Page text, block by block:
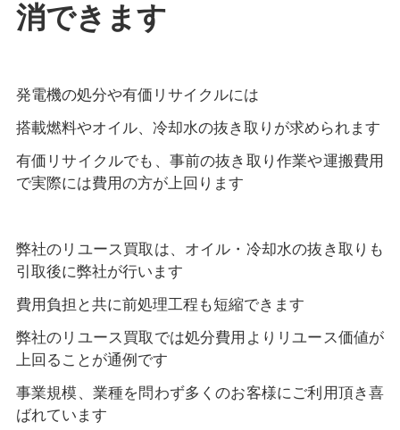
消できます
発電機の処分や有価リサイクルには
搭載燃料やオイル、冷却水の抜き取りが求められます
有価リサイクルでも、事前の抜き取り作業や運搬費用
で実際には費用の方が上回ります
弊社のリユース買取は、オイル・冷却水の抜き取りも
引取後に弊社が行います
費用負担と共に前処理工程も短縮できます
弊社のリユース買取では処分費用よりリユース価値が
上回ることが通例です
事業規模、業種を問わず多くのお客様にご利用頂き喜
ばれています